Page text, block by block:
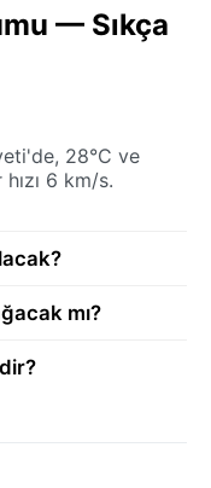
— Sıkça
28°C ve
6 km/s.
mı?